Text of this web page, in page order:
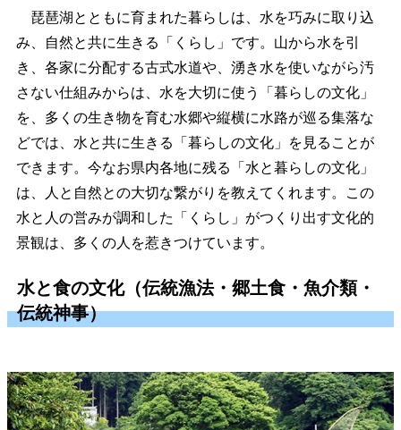
琵琶湖とともに育まれた暮らしは、水を巧みに取り込
み、自然と共に生きる「くらし」です。山から水を引
き、各家に分配する古式水道や、湧き水を使いながら汚
さない仕組みからは、水を大切に使う「暮らしの文化」
を、多くの生き物を育む水郷や縦横に水路が巡る集落な
どでは、水と共に生きる「暮らしの文化」を見ることが
できます。今なお県内各地に残る「水と暮らしの文化」
は、人と自然との大切な繋がりを教えてくれます。この
水と人の営みが調和した「くらし」がつくり出す文化的
景観は、多くの人を惹きつけています。
水と食の文化（伝統漁法・郷土食・魚介類・
伝統神事）